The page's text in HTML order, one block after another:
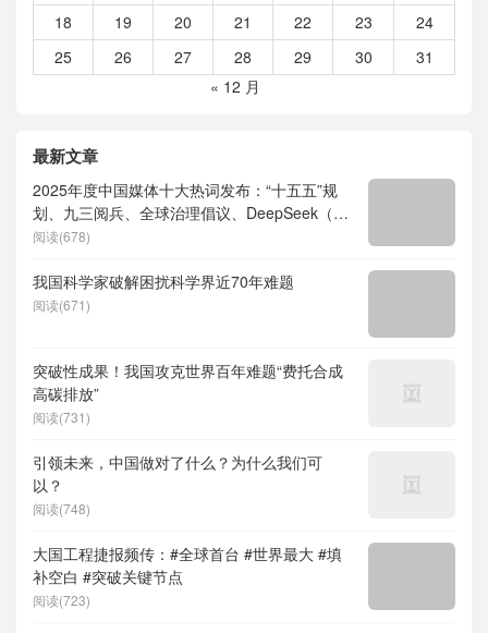
18
19 20 21 22 23
24
25
26 27 28 29 30
31
« 12 月
最新文章
2025年度中国媒体十大热词发布：“十五五”规
划、九三阅兵、全球治理倡议、DeepSeek（深
度求索）、人形机器人、苏超、票根经济、育
阅读(678)
我国科学家破解困扰科学界近70年难题
阅读(671)
突破性成果！我国攻克世界百年难题“费托合成
高碳排放”
阅读(731)
引领未来，中国做对了什么？为什么我们可
以？
阅读(748)
大国工程捷报频传：#全球首台 #世界最大 #填
补空白 #突破关键节点
阅读(723)